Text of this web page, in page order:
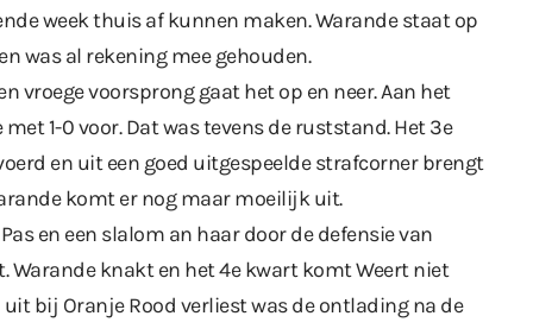
week thuis af kunnen maken. Warande staat op
was al rekening mee gehouden.
vroege voorsprong gaat het op en neer. Aan het
1-0 voor. Dat was tevens de ruststand. Het 3e
en uit een goed uitgespeelde strafcorner brengt
komt er nog maar moeilijk uit.
en een slalom an haar door de defensie van
Warande knakt en het 4e kwart komt Weert niet
bij Oranje Rood verliest was de ontlading na de